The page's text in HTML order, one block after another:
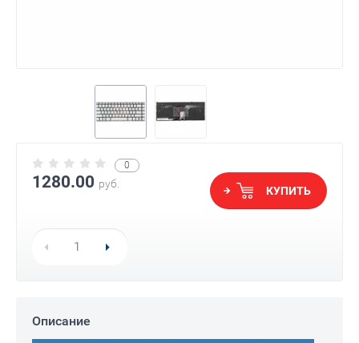
0
1280.00 руб.
КУПИТЬ
Описание